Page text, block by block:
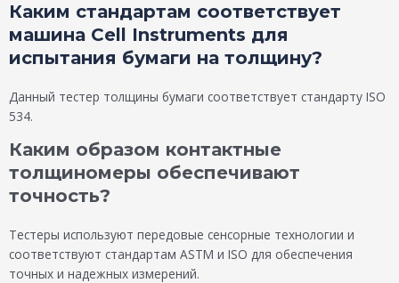
Каким стандартам соответствует
машина Cell Instruments для
испытания бумаги на толщину?
Данный тестер толщины бумаги соответствует стандарту ISO
534.
Каким образом контактные
толщиномеры обеспечивают
точность?
Тестеры используют передовые сенсорные технологии и
соответствуют стандартам ASTM и ISO для обеспечения
точных и надежных измерений.